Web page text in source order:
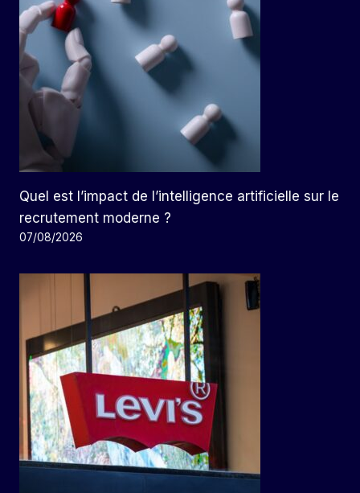
Quel est l’impact de l’intelligence artificielle sur le
recrutement moderne ?
07/08/2026